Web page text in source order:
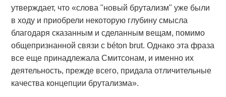
утверждает, что «слова "новый брутализм" уже были
в ходу и приобрели некоторую глубину смысла
благодаря сказанным и сделанным вещам, помимо
общепризнанной связи с béton brut. Однако эта фраза
все еще принадлежала Смитсонам, и именно их
деятельность, прежде всего, придала отличительные
качества концепции брутализма».